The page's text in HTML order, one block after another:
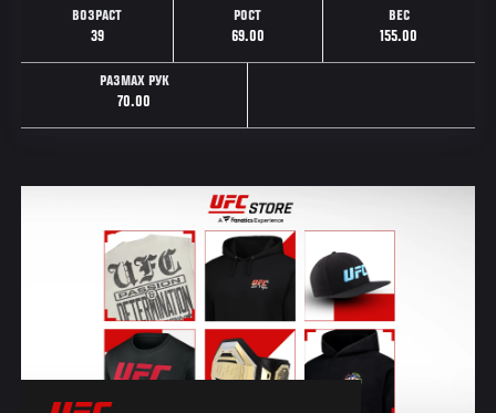
ВОЗРАСТ
39
РОСТ
69.00
ВЕС
155.00
РАЗМАХ РУК
70.00